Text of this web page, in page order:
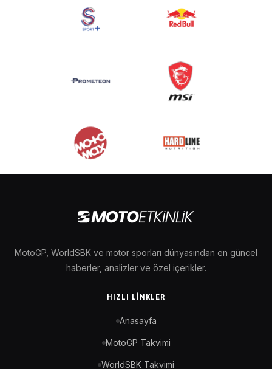
MotoGP, WorldSBK ve motor sporları dünyasından en güncel
haberler, analizler ve özel içerikler.
HIZLI LINKLER
Anasayfa
MotoGP Takvimi
WorldSBK Takvimi